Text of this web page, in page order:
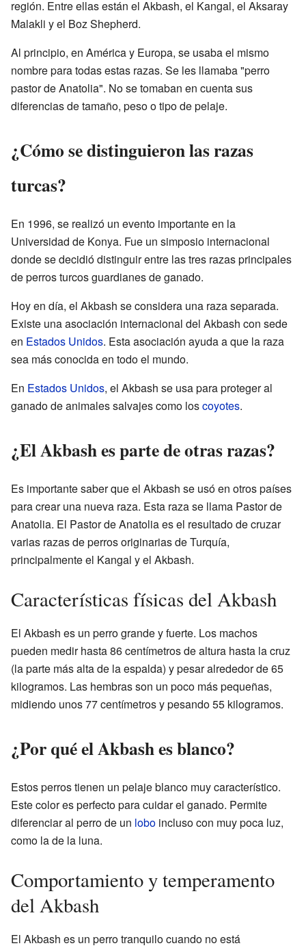
región. Entre ellas están el Akbash, el Kangal, el Aksaray
Malakli y el Boz Shepherd.
Al principio, en América y Europa, se usaba el mismo
nombre para todas estas razas. Se les llamaba "perro
pastor de Anatolia". No se tomaban en cuenta sus
diferencias de tamaño, peso o tipo de pelaje.
¿Cómo se distinguieron las razas
turcas?
En 1996, se realizó un evento importante en la
Universidad de Konya. Fue un simposio internacional
donde se decidió distinguir entre las tres razas principales
de perros turcos guardianes de ganado.
Hoy en día, el Akbash se considera una raza separada.
Existe una asociación internacional del Akbash con sede
en Estados Unidos. Esta asociación ayuda a que la raza
sea más conocida en todo el mundo.
En Estados Unidos, el Akbash se usa para proteger al
ganado de animales salvajes como loscoyotes.
¿El Akbash es parte de otras razas?
Es importante saber que el Akbash se usó en otros países
para crear una nueva raza. Esta raza se llama Pastor de
Anatolia. El Pastor de Anatolia es el resultado de cruzar
varias razas de perros originarias de Turquía,
principalmente el Kangal y el Akbash.
Características físicas del Akbash
El Akbash es un perro grande y fuerte. Los machos
pueden medir hasta 86 centímetros de altura hasta la cruz
(la parte más alta de la espalda) y pesar alrededor de 65
kilogramos. Las hembras son un poco más pequeñas,
midiendo unos 77 centímetros y pesando 55 kilogramos.
¿Por qué el Akbash es blanco?
Estos perros tienen un pelaje blanco muy característico.
Este color es perfecto para cuidar el ganado. Permite
diferenciar al perro de un lobo incluso con muy poca luz,
como la de la luna.
Comportamiento y temperamento
del Akbash
El Akbash es un perro tranquilo cuando no está